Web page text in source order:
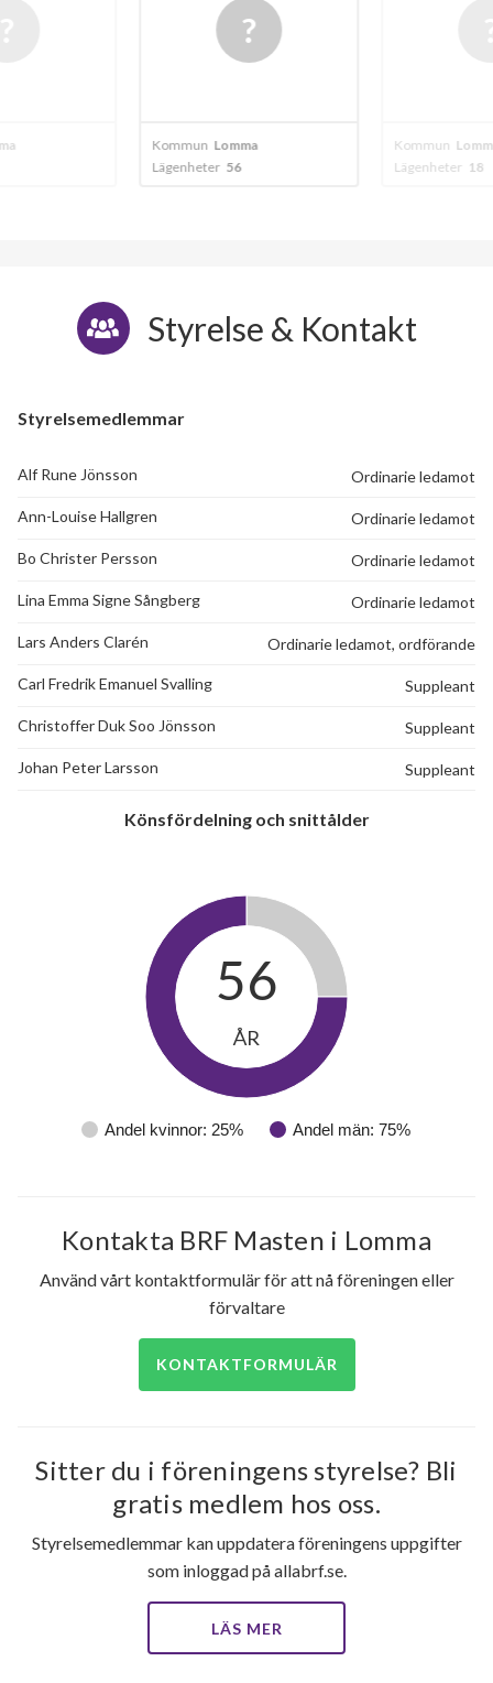
Kommun Lomma
Lägenheter 56
Kommun
Lägenheter 18
Styrelse & Kontakt
Styrelsemedlemmar
Alf Rune Jönsson Ordinarie ledamot
Ann-Louise Hallgren Ordinarie ledamot
Bo Christer Persson Ordinarie ledamot
Lina Emma Signe Sångberg Ordinarie ledamot
Lars Anders Clarén Ordinarie ledamot, ordförande
Carl Fredrik Emanuel Svalling Suppleant
Christoffer Duk Soo Jönsson Suppleant
Johan Peter Larsson Suppleant
Könsfördelning och snittålder
Andel kvinnor: 25% Andel män: 75%
56
ÅR
Kontakta BRF Masten i Lomma
Använd vårt kontaktformulär för att nå föreningen eller
förvaltare
KONTAKTFORMULÄR
Sitter du i föreningens styrelse? Bli
gratis medlem hos oss.
Styrelsemedlemmar kan uppdatera föreningens uppgifter
som inloggad på allabrf.se.
LÄS MER